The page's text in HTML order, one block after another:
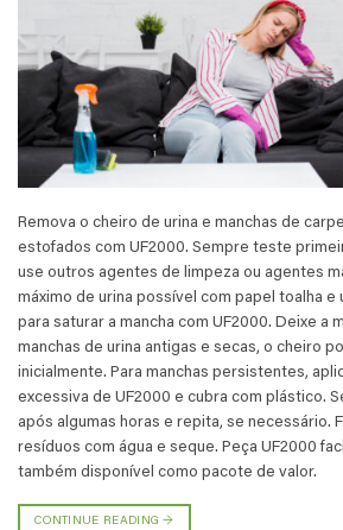
Remova o cheiro de urina e manchas de
estofados com UF2000. Sempre teste
use outros agentes de limpeza ou agentes
máximo de urina possível com papel toalha e
para saturar a mancha com UF2000. Deixe a
manchas de urina antigas e secas, o cheiro
inicialmente. Para manchas persistentes,
excessiva de UF2000 e cubra com plástico.
após algumas horas e repita, se necessário.
resíduos com água e seque. Peça UF2000
também disponível como pacote de valor.
CONTINUE READING→